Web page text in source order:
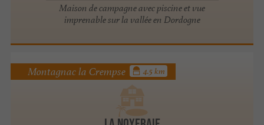
Maison de campagne avec piscine et vue
imprenable sur la vallée en Dordogne
Montagnac la Crempse 4.5 km